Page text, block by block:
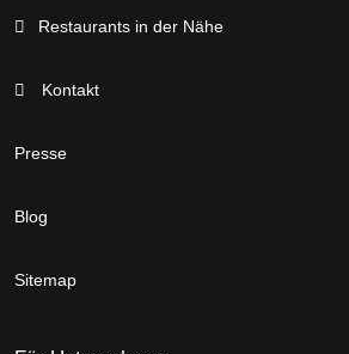
Restaurants in der Nähe
Kontakt
Presse
Blog
Sitemap